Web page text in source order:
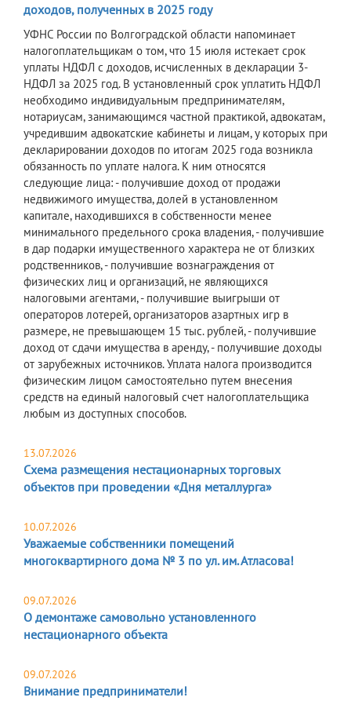
доходов, полученных в 2025 году
УФНС России по Волгоградской области напоминает
налогоплательщикам о том, что 15 июля истекает срок
уплаты НДФЛ с доходов, исчисленных в декларации 3-
НДФЛ за 2025 год. В установленный срок уплатить НДФЛ
необходимо индивидуальным предпринимателям,
нотариусам, занимающимся частной практикой, адвокатам,
учредившим адвокатские кабинеты и лицам, у которых при
декларировании доходов по итогам 2025 года возникла
обязанность по уплате налога. К ним относятся
следующие лица: - получившие доход от продажи
недвижимого имущества, долей в установленном
капитале, находившихся в собственности менее
минимального предельного срока владения, - получившие
в дар подарки имущественного характера не от близких
родственников, - получившие вознаграждения от
физических лиц и организаций, не являющихся
налоговыми агентами, - получившие выигрыши от
операторов лотерей, организаторов азартных игр в
размере, не превышающем 15 тыс. рублей, - получившие
доход от сдачи имущества в аренду, - получившие доходы
от зарубежных источников. Уплата налога производится
физическим лицом самостоятельно путем внесения
средств на единый налоговый счет налогоплательщика
любым из доступных способов.
13.07.2026
Схема размещения нестационарных торговых
объектов при проведении «Дня металлурга»
10.07.2026
Уважаемые собственники помещений
многоквартирного дома № 3 по ул. им. Атласова!
09.07.2026
О демонтаже самовольно установленного
нестационарного объекта
09.07.2026
Внимание предприниматели!